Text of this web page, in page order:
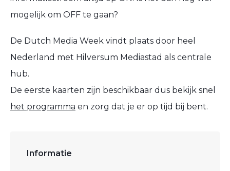
mogelijk om OFF te gaan?
De Dutch Media Week vindt plaats door heel
Nederland met Hilversum Mediastad als centrale
hub.
De eerste kaarten zijn beschikbaar dus bekijk snel
het programma en zorg dat je er op tijd bij bent.
Informatie